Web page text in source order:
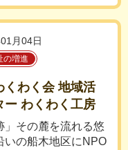
月04日
の増進
くわく会 地域活
ー わくわく工房
」その麓を流れる悠
いの船木地区にNPO